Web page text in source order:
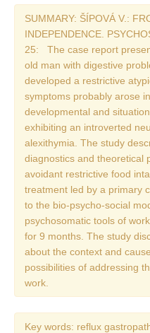
SUMMARY: ŠÍPOVÁ V.:
INDEPENDENCE.
25: The case report
old man with digestive
developed a restrictive
symptoms probably arose
developmental and
exhibiting an introverted
alexithymia. The study
diagnostics and theoretical
avoidant restrictive food
treatment led by a primary
to the bio-psycho-social
psychosomatic tools of
for 9 months. The study
about the context and
possibilities of addressing
work.
Key words: reflux